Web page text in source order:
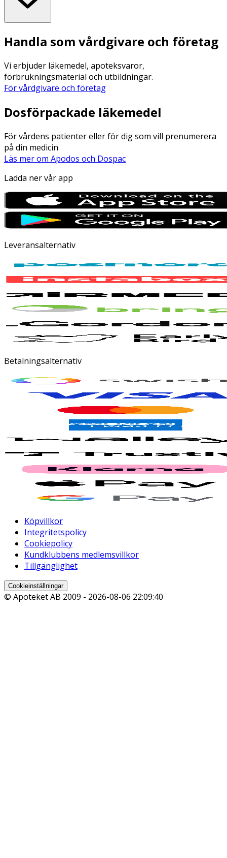
Handla som vårdgivare och företag
Vi erbjuder läkemedel, apoteksvaror,
förbrukningsmaterial och utbildningar.
För vårdgivare och företag
Dosförpackade läkemedel
För vårdens patienter eller för dig som vill prenumerera
på din medicin
Läs mer om Apodos och Dospac
Ladda ner vår app
Leveransalternativ
Betalningsalternativ
Köpvillkor
Integritetspolicy
Cookiepolicy
Kundklubbens medlemsvillkor
Tillgänglighet
Cookieinställningar
© Apoteket AB 2009 - 2026-08-06 22:09:40